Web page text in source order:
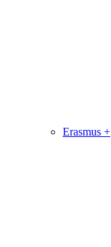
Erasmus +